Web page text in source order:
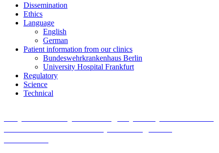
Dissemination
Ethics
Language
English
German
Patient information from our clinics
Bundeswehrkrankenhaus Berlin
University Hospital Frankfurt
Regulatory
Science
Technical